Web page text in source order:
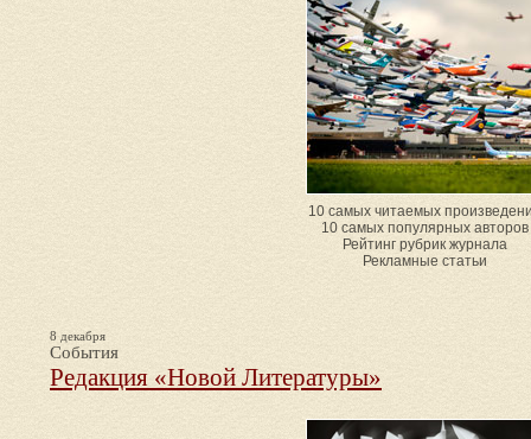
10 самых читаемых
10 самых популярных авторов
Рейтинг рубрик журнала
Рекламные статьи
8 декабря
События
Редакция «Новой Литературы»